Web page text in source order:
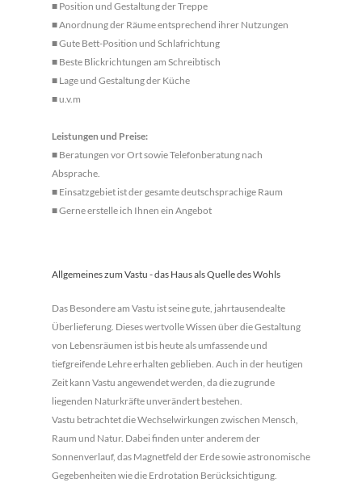
■ Position und Gestaltung der Treppe
■Anordnung der Räume entsprechend ihrer Nutzungen
■Gute Bett-Position und Schlafrichtung
■ Beste Blickrichtungen am Schreibtisch
■ Lage und Gestaltung der Küche
■u.v.m
Leistungen und Preise:
■ Beratungen vor Ort sowie Telefonberatung nach
Absprache.
■ Einsatzgebiet ist der gesamte deutschsprachige Raum
■Gerne erstelle ich Ihnen ein Angebot
Allgemeines zum Vastu - das Haus als Quelle des Wohls
Das Besondere am Vastu ist seine gute, jahrtausendealte
Überlieferung. Dieses wertvolle Wissen über die Gestaltung
von Lebensräumen ist bis heute als umfassende und
tiefgreifende Lehre erhalten geblieben. Auch in der heutigen
Zeit kann Vastu angewendet werden, da die zugrunde
liegenden Naturkräfte unverändert bestehen.
Vastu betrachtet die Wechselwirkungen zwischen Mensch,
Raum und Natur. Dabei finden unter anderem der
Sonnenverlauf, das Magnetfeld der Erde sowie astronomische
Gegebenheiten wie die Erdrotation Berücksichtigung.